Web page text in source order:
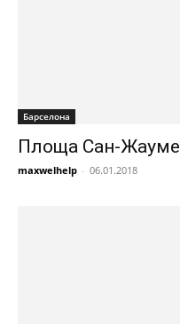
Барселона
Площа Сан-Жауме
maxwelhelp - 06.01.2018